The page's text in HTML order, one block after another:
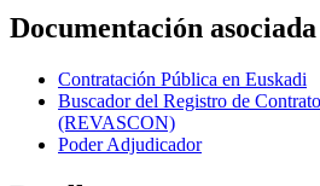
Documentación asociada
Contratación Pública en Euskadi
Buscador del Registro de
(REVASCON)
Poder Adjudicador